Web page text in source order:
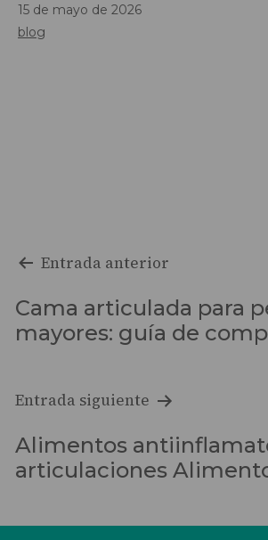
Publicada
el
15 de mayo de 2026
Categorizado
blog
Navegación
de
entradas
Entrada anterior
Cama articulada para
mayores: guía de
Entrada siguiente
Alimentos
articulaciones